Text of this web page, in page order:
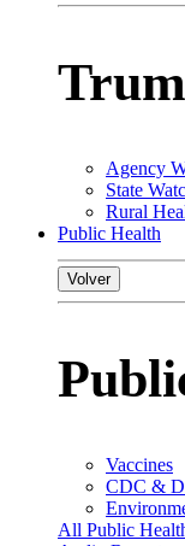
Agency
State
Rural
Public Health
Volver
Vaccines
CDC &
All Public